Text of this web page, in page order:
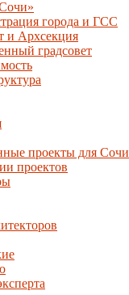
города и ГСС
и Архсекция
градсовет
проекты для Сочи
проектов